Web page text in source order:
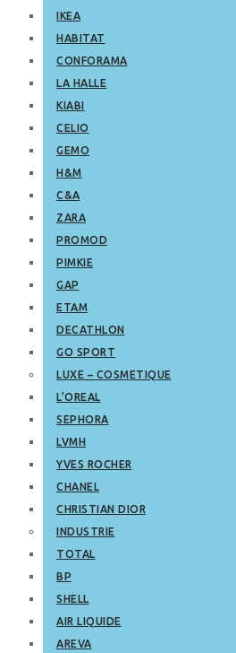
IKEA
HABITAT
CONFORAMA
LA HALLE
KIABI
CELIO
GEMO
H&M
C&A
ZARA
PROMOD
PIMKIE
GAP
ETAM
DECATHLON
GO SPORT
LUXE – COSMETIQUE
L’OREAL
SEPHORA
LVMH
YVES ROCHER
CHANEL
CHRISTIAN DIOR
INDUSTRIE
TOTAL
BP
SHELL
AIR LIQUIDE
AREVA